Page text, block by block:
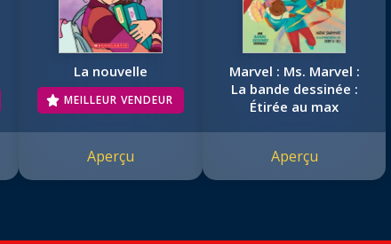
La nouvelle
MEILLEUR VENDEUR
Aperçu
Marvel : Ms. Marvel :
La bande dessinée :
Étirée au max
Aperçu